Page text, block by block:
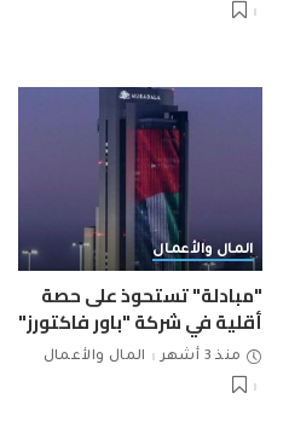
المال والأعمال
"مبادلة" تستحوذ على حصة
أقلية في شركة "باور فاكتورز"
منذ 3 أشهر المال والأعمال